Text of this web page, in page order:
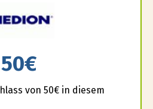
50€
von 50€ in diesem